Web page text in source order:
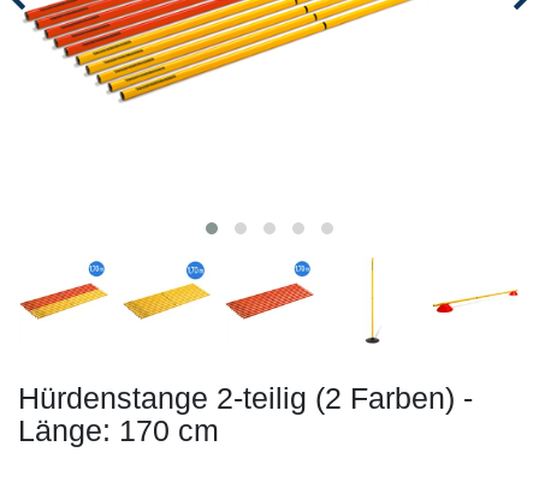
Hürdenstange 2-teilig (2 Farben) -
Länge: 170 cm